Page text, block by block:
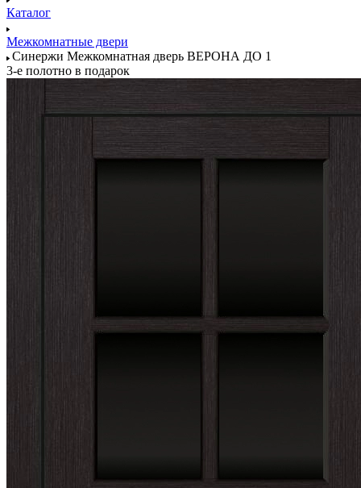
Каталог
Межкомнатные двери
Синержи Межкомнатная дверь ВЕРОНА ДО 1
3-е полотно в подарок